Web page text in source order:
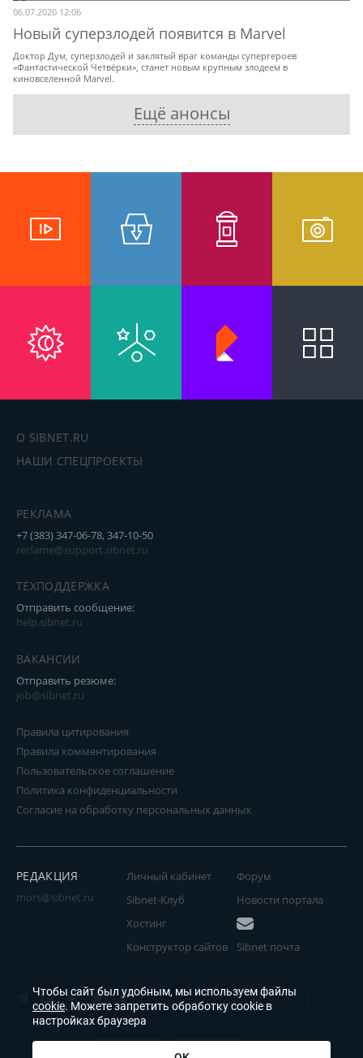
06.07.2020 12:06
Новый суперзлодей появится в Marvel
Доктор Дум, суперзлодей и заклятый враг команды супергероев
«Фантастической Четвёрки», станет новым крупным злодеем в
киновселенной Marvel.
Ещё анонсы
О SIBNET.RU
НАШИ СПЕЦПРОЕКТЫ
РЕКЛАМА
+7 (383) 347-06-78, 347-10-50
reclame@support.sibnet.ru
ТЕХПОДДЕРЖКА
Отправить сообщение:
help.sibnet.ru
ВАКАНСИИ
Отправить резюме:
job@sibnet.ru
Правила цитирования
Правила комментирования
Пользовательское соглашение
Политика конфиденциальности
Согласие на обработку персональных данных
РЕДАКЦИЯ
mors@sibnet.ru
Личный кабинет
Sibnet-Клуб
Форум
Новости портала
Хостинг
Конструктор сайтов
Sibnet почта
Чтобы сайт был удобным, мы используем файлы
cookie. Можете запретить обработку cookie в
настройках браузера